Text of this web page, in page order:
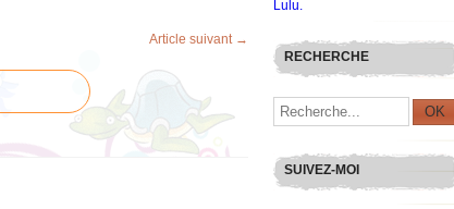
Article suivant →
RECHERCHE
SUIVEZ-MOI